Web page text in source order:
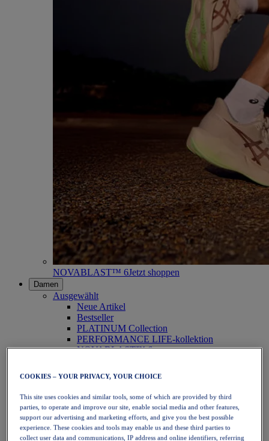
NOVABLAST™ 6Jetzt shoppen
Damen
Ausgewählt
Neue Artikel
Bestseller
PLATINUM Collection
PERFORMANCE LIFE-kollektion
NOVABLAST™ 6
Laufen
Trailrunning
Tennis
Volleyball
Handball
Padel
Korbball
COOKIES – YOUR PRIVACY, YOUR CHOICE
This site uses cookies and similar tools, some of which are provided by third
parties, to operate and improve our site, enable social media and other features,
support our advertising and marketing efforts, and give you the best possible
experience. These cookies and tools may enable us and these third parties to
collect user data and communications, IP address and online identifiers, referring